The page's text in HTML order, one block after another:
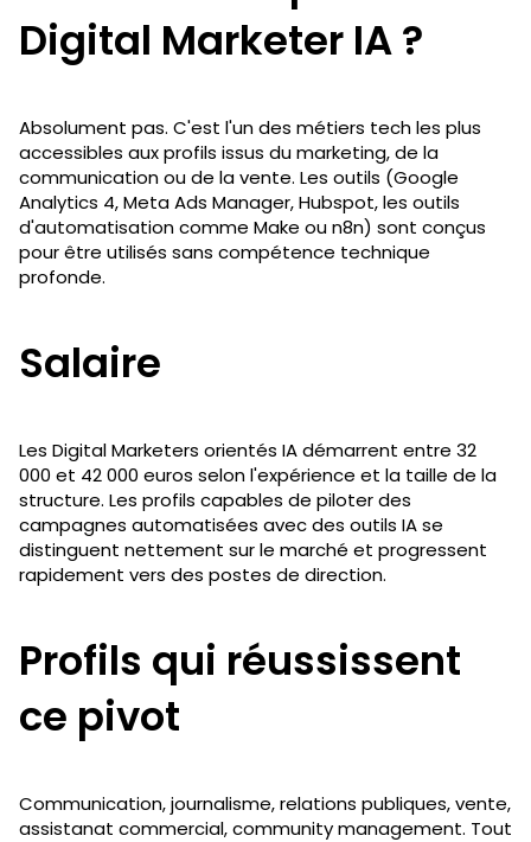
Digital Marketer IA ?
Absolument pas. C'est l'un des métiers tech les plus
accessibles aux profils issus du marketing, de la
communication ou de la vente. Les outils (Google
Analytics 4, Meta Ads Manager, Hubspot, les outils
d'automatisation comme Make ou n8n) sont conçus
pour être utilisés sans compétence technique
profonde.
Salaire
Les Digital Marketers orientés IA démarrent entre 32
000 et 42 000 euros selon l'expérience et la taille de la
structure. Les profils capables de piloter des
campagnes automatisées avec des outils IA se
distinguent nettement sur le marché et progressent
rapidement vers des postes de direction.
Profils qui réussissent
ce pivot
Communication, journalisme, relations publiques, vente,
assistanat commercial, community management. Tout